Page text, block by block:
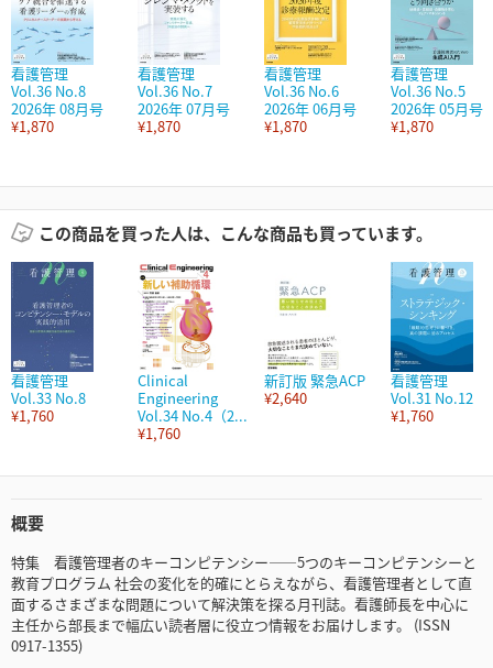
看護管理
Vol.36 No.8
2026年 08月号
¥1,870
看護管理
Vol.36 No.7
2026年 07月号
¥1,870
看護管理
Vol.36 No.6
2026年 06月号
¥1,870
看護管理
Vol.36 No.5
2026年 05月号
¥1,870
この商品を買った人は、こんな商品も買っています。
看護管理
Vol.33 No.8
¥1,760
Clinical
Engineering
Vol.34 No.4（2...
¥1,760
新訂版 緊急ACP
¥2,640
看護管理
Vol.31 No.12
¥1,760
概要
特集 看護管理者のキーコンピテンシー――5つのキーコンピテンシーと
教育プログラム 社会の変化を的確にとらえながら、看護管理者として直
面するさまざまな問題について解決策を探る月刊誌。看護師長を中心に
主任から部長まで幅広い読者層に役立つ情報をお届けします。 (ISSN
0917-1355)